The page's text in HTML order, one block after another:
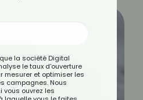
la société Digital
le taux d'ouverture
mesurer et optimiser les
campagnes. Nous
vous ouvrez les